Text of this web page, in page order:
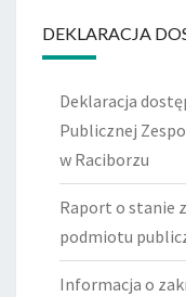
DEKLARACJA
Deklaracja
Publicznej
w Raciborzu
Raport o stanie
podmiotu
Informacja o